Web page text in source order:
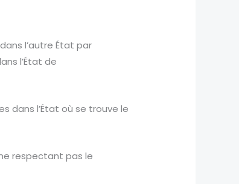
l’autre État par
l’État de
dans l’État où se trouve le
respectant pas le